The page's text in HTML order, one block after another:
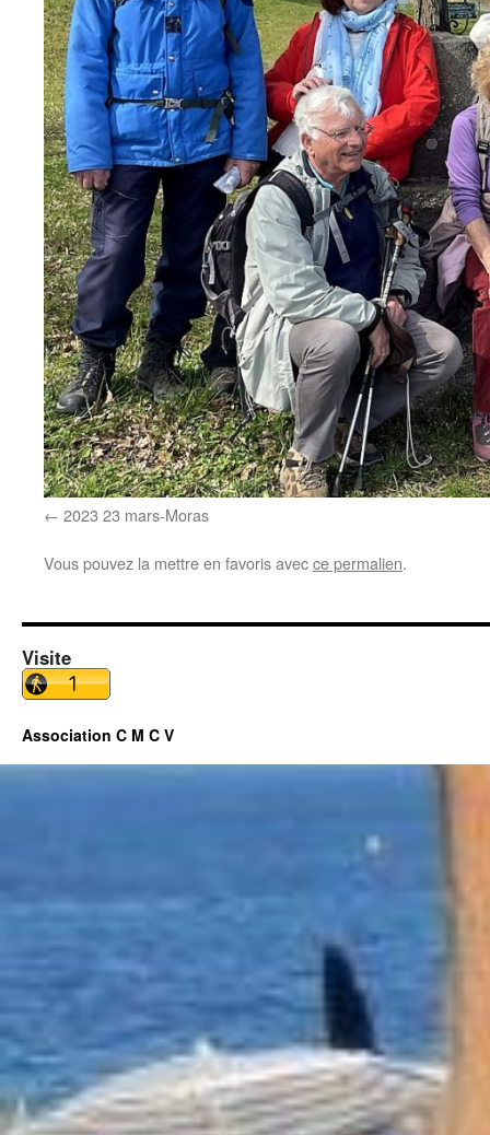
2023 23 mars-Moras
Vous pouvez la mettre en favoris avecce permalien.
Visite
Association C M C V